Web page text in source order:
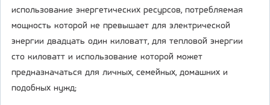
использование энергетических ресурсов, потребляемая
мощность которой не превышает для электрической
энергии двадцать один киловатт, для тепловой энергии
сто киловатт и использование которой может
предназначаться для личных, семейных, домашних и
подобных нужд;